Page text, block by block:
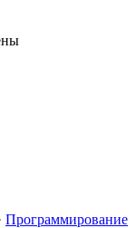
Программирование